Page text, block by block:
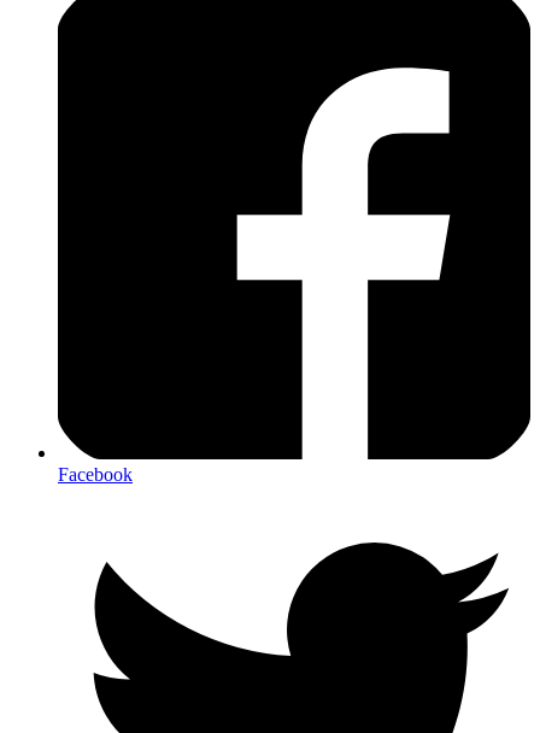
Facebook